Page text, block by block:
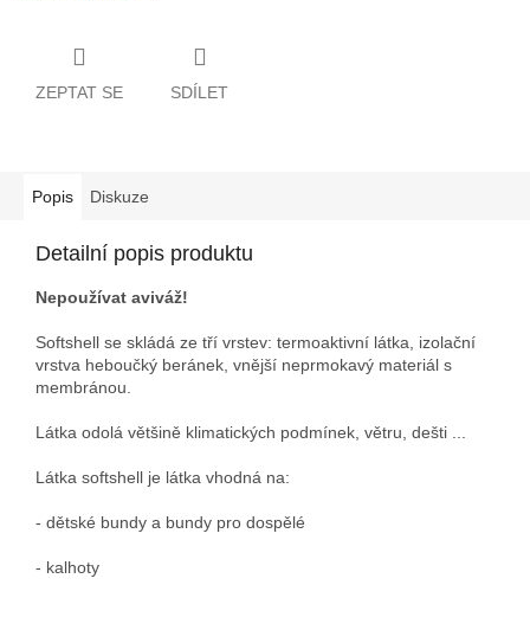
ZEPTAT SE SDÍLET
Popis Diskuze
Detailní popis produktu
Nepoužívat aviváž!
Softshell se skládá ze tří vrstev: termoaktivní látka, izolační
vrstva heboučký beránek, vnější neprmokavý materiál s
membránou.
Látka odolá většině klimatických podmínek, větru, dešti ...
Látka softshell je látka vhodná na:
- dětské bundy a bundy pro dospělé
- kalhoty